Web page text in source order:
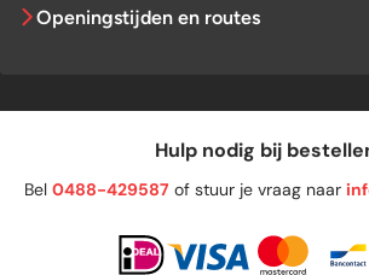
Openingstijden en routes
Hulp nodig bij
Bel 0488-429587 of stuur je vraag naar